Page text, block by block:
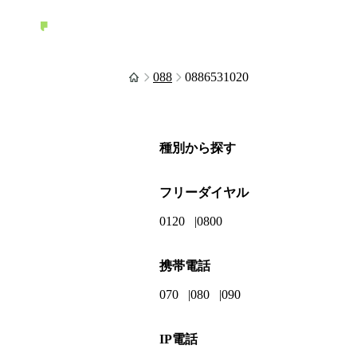
088 0886531020
種別から探す
フリーダイヤル
0120 0800
携帯電話
070 080 090
IP電話